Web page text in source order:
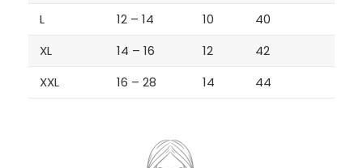
L
12 – 14 10
40
XL
14 – 16 12
42
XXL
16 – 28 14 44